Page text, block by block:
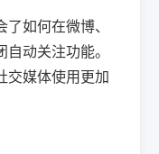
如何在微博、
动关注功能。
交媒体使用更加